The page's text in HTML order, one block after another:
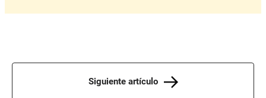
Siguiente artículo